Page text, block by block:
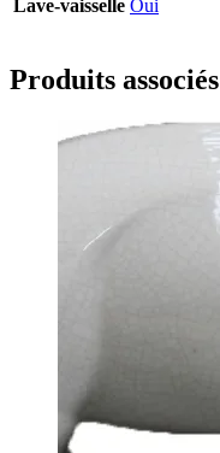
Lave-vaisselle Oui
Produits associés